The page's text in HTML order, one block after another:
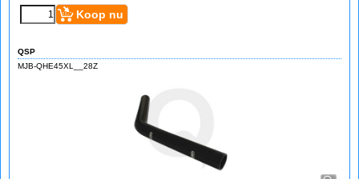
Koop nu
QSP
MJB-QHE45XL__28Z